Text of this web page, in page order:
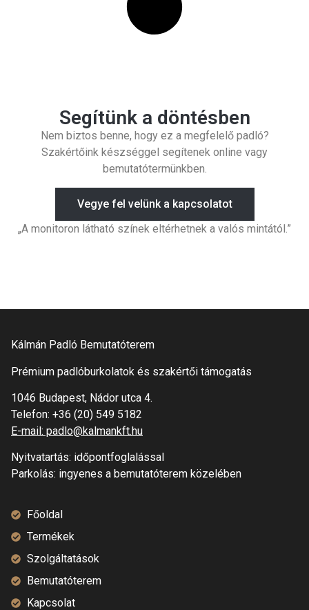
Segítünk a döntésben
Nem biztos benne, hogy ez a megfelelő padló?
Szakértőink készséggel segítenek online vagy
bemutatótermünkben.
Vegye fel velünk a kapcsolatot
„A monitoron látható színek eltérhetnek a valós mintától.”
Kálmán Padló Bemutatóterem
Prémium padlóburkolatok és szakértői támogatás
1046 Budapest, Nádor utca 4.
Telefon: +36 (20) 549 5182
E-mail: padlo@kalmankft.hu
Nyitvatartás: időpontfoglalással
Parkolás: ingyenes a bemutatóterem közelében
Főoldal
Termékek
Szolgáltatások
Bemutatóterem
Kapcsolat